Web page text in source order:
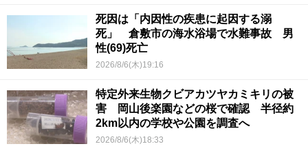
死因は「内因性の疾患に起因する溺
死」 倉敷市の海水浴場で水難事故 男
性(69)死亡
2026/8/6(木)19:16
特定外来生物クビアカツヤカミキリの被
害 岡山後楽園などの桜で確認 半径約
2km以内の学校や公園を調査へ
2026/8/6(木)18:33